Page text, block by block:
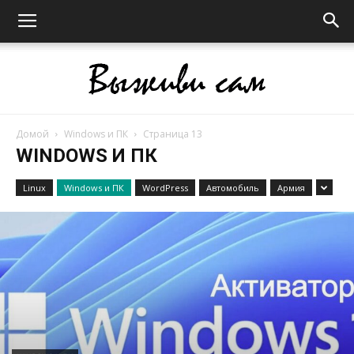
Выживи
Домой Windows и ПК Страница 13
WINDOWS И ПК
Linux Windows и ПК WordPress Автомобиль Армия